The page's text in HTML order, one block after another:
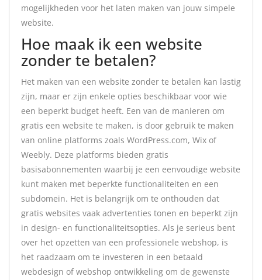
mogelijkheden voor het laten maken van jouw simpele
website.
Hoe maak ik een website
zonder te betalen?
Het maken van een website zonder te betalen kan lastig
zijn, maar er zijn enkele opties beschikbaar voor wie
een beperkt budget heeft. Een van de manieren om
gratis een website te maken, is door gebruik te maken
van online platforms zoals WordPress.com, Wix of
Weebly. Deze platforms bieden gratis
basisabonnementen waarbij je een eenvoudige website
kunt maken met beperkte functionaliteiten en een
subdomein. Het is belangrijk om te onthouden dat
gratis websites vaak advertenties tonen en beperkt zijn
in design- en functionaliteitsopties. Als je serieus bent
over het opzetten van een professionele webshop, is
het raadzaam om te investeren in een betaald
webdesign of webshop ontwikkeling om de gewenste